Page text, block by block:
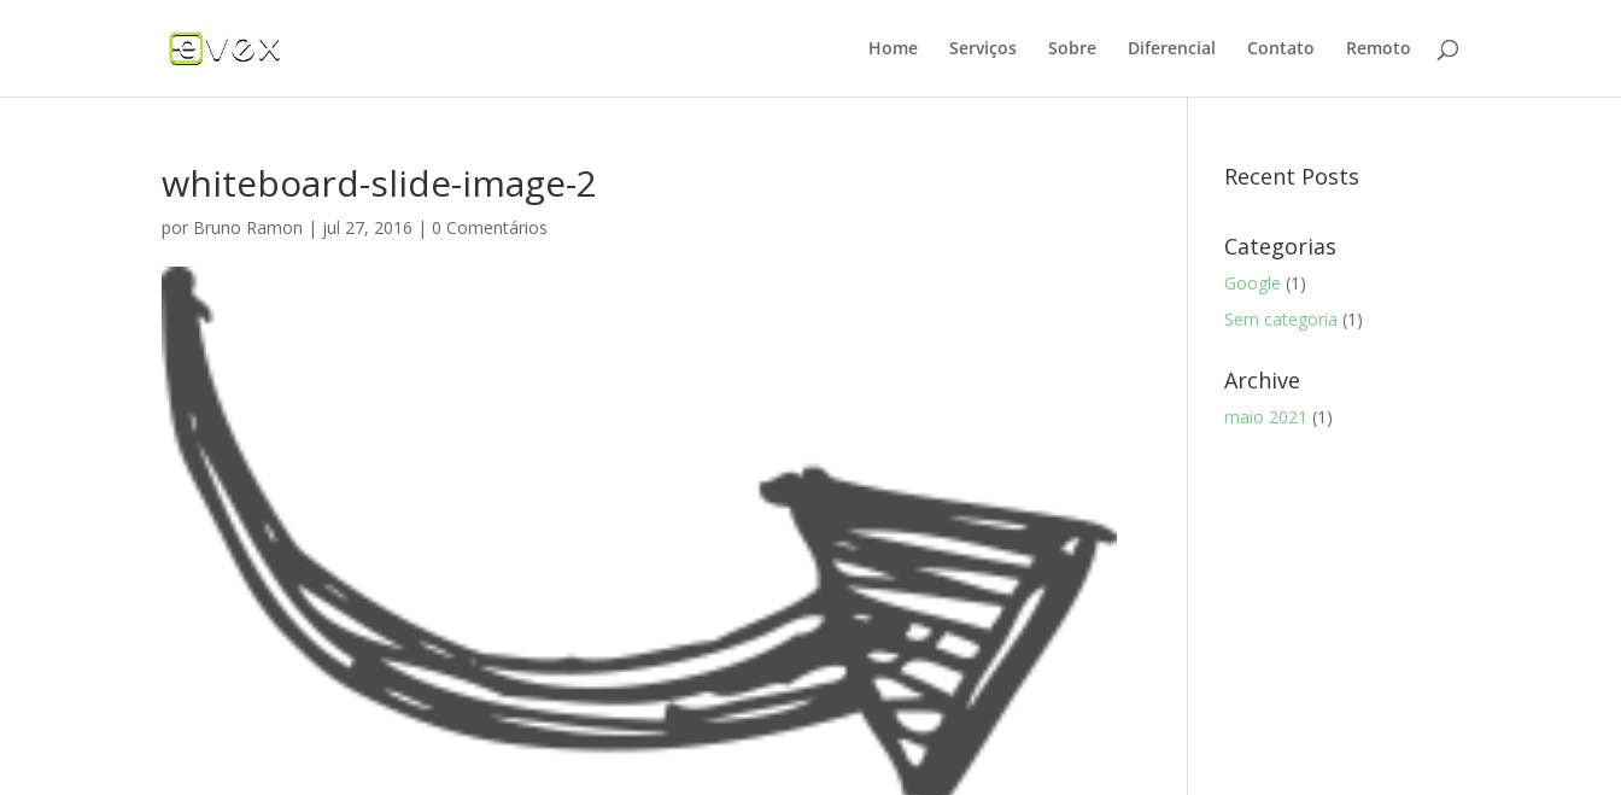
Home Serviços Sobre Diferencial Contato Remoto
whiteboard-slide-image-2
por Bruno Ramon | jul 27, 2016 | 0 Comentários
Recent Posts
Categorias
Google (1)
Sem categoria (1)
Archive
maio 2021 (1)